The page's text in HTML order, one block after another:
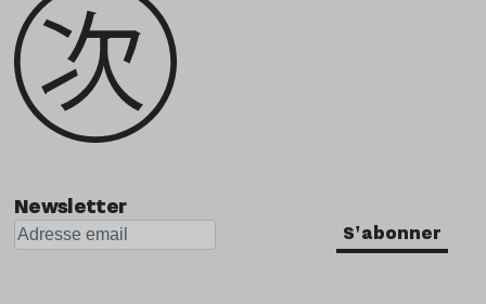
Newsletter
S'abonner